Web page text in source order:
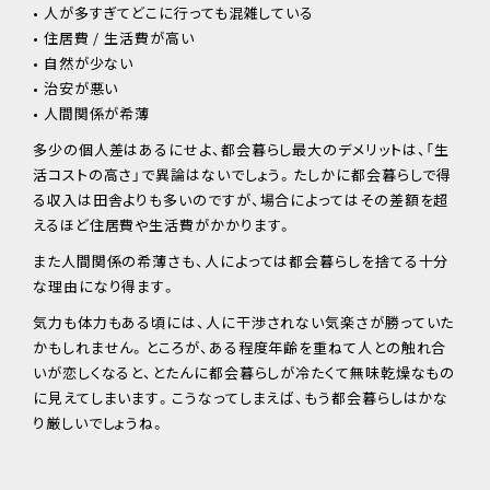
• 人が多すぎてどこに行っても混雑している
• 住居費 / 生活費が高い
• 自然が少ない
• 治安が悪い
• 人間関係が希薄
多少の個人差はあるにせよ、都会暮らし最大のデメリットは、「生
活コストの高さ」で異論はないでしょう。たしかに都会暮らしで得
る収入は田舎よりも多いのですが、場合によってはその差額を超
えるほど住居費や生活費がかかります。
また人間関係の希薄さも、人によっては都会暮らしを捨てる十分
な理由になり得ます。
気力も体力もある頃には、人に干渉されない気楽さが勝っていた
かもしれません。ところが、ある程度年齢を重ねて人との触れ合
いが恋しくなると、とたんに都会暮らしが冷たくて無味乾燥なもの
に見えてしまいます。こうなってしまえば、もう都会暮らしはかな
り厳しいでしょうね。